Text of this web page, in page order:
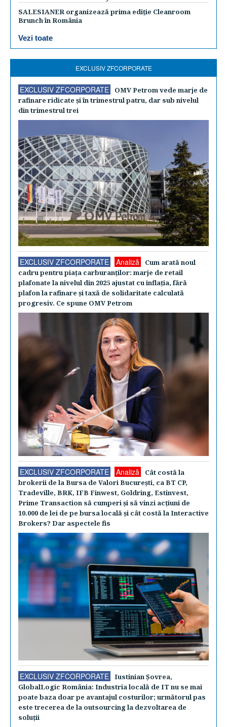
SALESIANER organizează prima ediție Cleanroom
Brunch în România
Vezi toate
EXCLUSIV ZFCORPORATE
EXCLUSIV ZFCORPORATE
OMV Petrom vede marje de
rafinare ridicate şi în trimestrul patru, dar sub nivelul
din trimestrul trei
EXCLUSIV ZFCORPORATE Analiză
Cum arată noul
cadru pentru piaţa carburanţilor: marje de retail
plafonate la nivelul din 2025 ajustat cu inflaţia, fără
plafon la rafinare şi taxă de solidaritate calculată
progresiv. Ce spune OMV Petrom
EXCLUSIV ZFCORPORATE Analiză
Cât costă la
brokerii de la Bursa de Valori Bucureşti, ca BT CP,
Tradeville, BRK, IFB Finwest, Goldring, Estinvest,
Prime Transaction să cumperi şi să vinzi acţiuni de
10.000 de lei de pe bursa locală şi cât costă la Interactive
Brokers? Dar aspectele fis
EXCLUSIV ZFCORPORATE
Iustinian Şovrea,
GlobalLogic România: Industria locală de IT nu se mai
poate baza doar pe avantajul costurilor; următorul pas
este trecerea de la outsourcing la dezvoltarea de
soluţii